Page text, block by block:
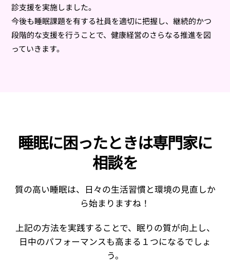
診支援を実施しました。
今後も睡眠課題を有する社員を適切に把握し、継続的かつ
段階的な支援を行うことで、健康経営のさらなる推進を図
っていきます。
睡眠に困ったときは専門家に
相談を
質の高い睡眠は、日々の生活習慣と環境の見直しか
ら始まりますね！
上記の方法を実践することで、眠りの質が向上し、
日中のパフォーマンスも高まる１つになるでしょ
う。